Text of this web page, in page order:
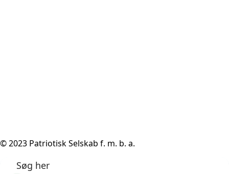
© 2023 Patriotisk Selskab f. m. b. a.